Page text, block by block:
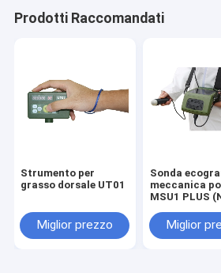
Prodotti Raccomandati
Strumento per
grasso dorsale UT01
Miglior prezzo
Sonda
meccanica
MSU1 PLUS
Miglior